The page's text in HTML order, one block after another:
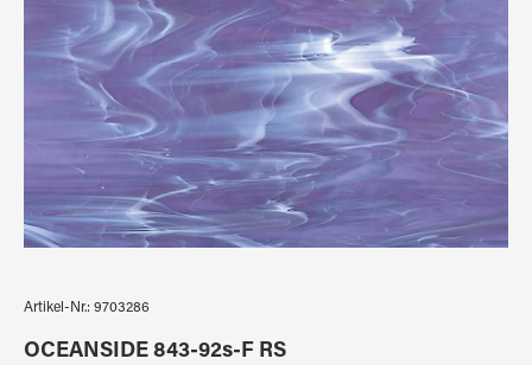
Artikel-Nr.: 9703286
OCEANSIDE 843-92s-F RS